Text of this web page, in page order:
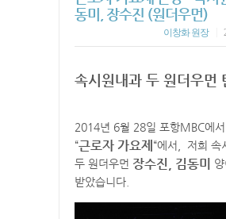
동미, 장수진 (원더우먼)
이창화 원장
속시원내과 두 원더우먼
2014년 6월 28일 포항MBC에
“근로자 가요제 “에서, 저희 속
두 원더우먼 장수진, 김동미
받았습니다.